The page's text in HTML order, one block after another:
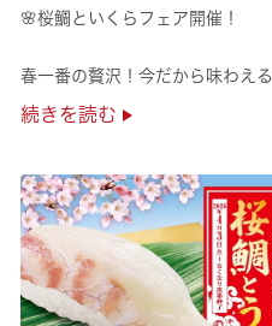
🌸桜鯛といくらフェア開催！
春一番の贅沢！今だから味わえる
旬の旨さの熟成🌸桜鯛と
是非お越しください✨
続きを読む